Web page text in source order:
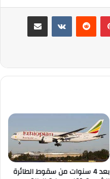
بينتيريست
بعد 4 سنوات من سقوط الطائرة